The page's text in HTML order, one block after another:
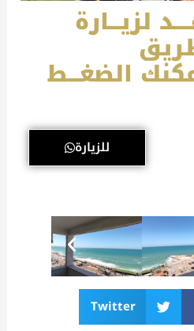
لزيـــارة
الضغـــط
للزيارة
Twitter